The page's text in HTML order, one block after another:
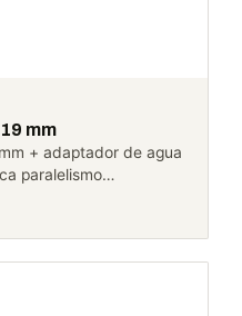
mm
+ adaptador de agua
paralelismo…